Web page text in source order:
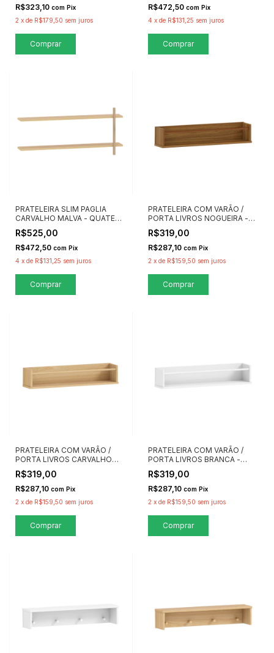
R$323,10 com Pix
2 x de R$179,50 sem juros
Comprar
R$472,50 com Pix
4 x de R$131,25 sem juros
PRATELEIRA SLIM PAGLIA
CARVALHO MALVA - QUATER
MÓVEIS
R$525,00
R$472,50 com Pix
4 x de R$131,25 sem juros
PRATELEIRA COM VARÃO /
PORTA LIVROS NOGUEIRA -
QUATER MÓVEIS
R$319,00
R$287,10 com Pix
2 x de R$159,50 sem juros
PRATELEIRA COM VARÃO /
PORTA LIVROS CARVALHO
MALVA - QUATER MÓVEIS
R$319,00
R$287,10 com Pix
2 x de R$159,50 sem juros
PRATELEIRA COM VARÃO /
PORTA LIVROS BRANCA -
QUATER MÓVEIS
R$319,00
R$287,10 com Pix
2 x de R$159,50 sem juros